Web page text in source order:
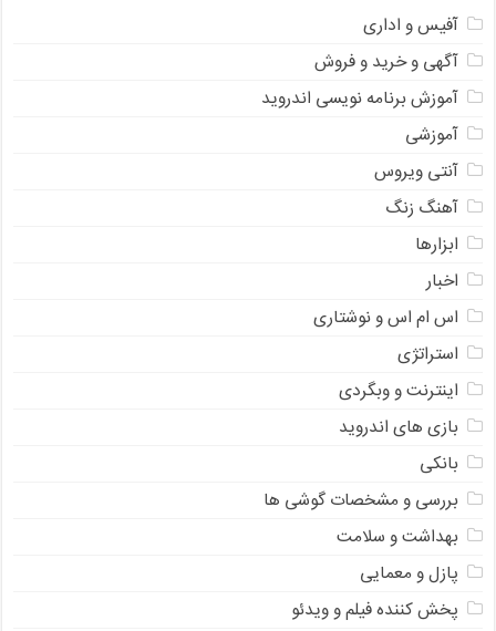
آفیس و اداری
آگهی و خرید و فروش
آموزش برنامه نویسی اندروید
آموزشی
آنتی ویروس
آهنگ زنگ
ابزارها
اخبار
اس ام اس و نوشتاری
استراتژی
اینترنت و وبگردی
بازی های اندروید
بانکی
بررسی و مشخصات گوشی ها
بهداشت و سلامت
پازل و معمایی
پخش کننده فیلم و ویدئو